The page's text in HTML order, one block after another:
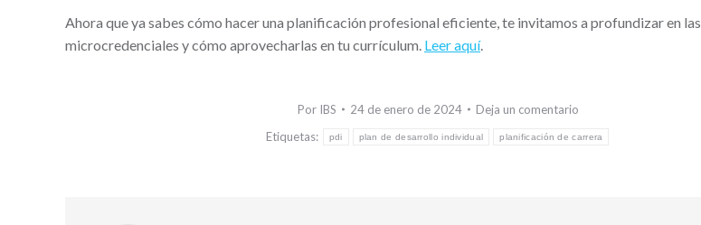
Ahora que ya sabes cómo hacer una planificación profesional eficiente, te invitamos a profundizar en las
microcredenciales y cómo aprovecharlas en tu currículum. Leer aquí.
Por IBS 24 de enero de 2024
Deja un comentario
Etiquetas:
pdi plan de desarrollo individual planificación de carrera